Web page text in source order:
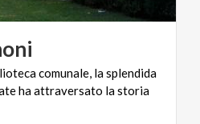
comunale, la splendida
ha attraversato la storia